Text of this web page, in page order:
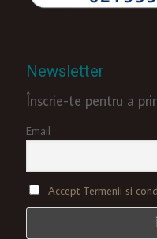
Newsletter
Înscrie-te pentru a
Email
Accept Termenii si